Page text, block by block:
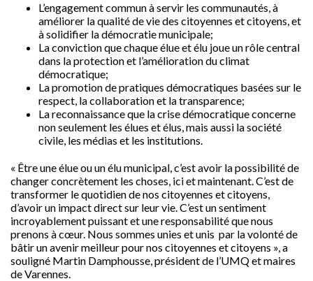
L’engagement commun à servir les communautés, à
améliorer la qualité de vie des citoyennes et citoyens, et
à solidifier la démocratie municipale;
La conviction que chaque élue et élu joue un rôle central
dans la protection et l’amélioration du climat
démocratique;
La promotion de pratiques démocratiques basées sur le
respect, la collaboration et la transparence;
La reconnaissance que la crise démocratique concerne
non seulement les élues et élus, mais aussi la société
civile, les médias et les institutions.
« Être une élue ou un élu municipal, c’est avoir la possibilité de
changer concrètement les choses, ici et maintenant. C’est de
transformer le quotidien de nos citoyennes et citoyens,
d’avoir un impact direct sur leur vie. C’est un sentiment
incroyablement puissant et une responsabilité que nous
prenons à cœur. Nous sommes unies et unis par la volonté de
bâtir un avenir meilleur pour nos citoyennes et citoyens », a
souligné Martin Damphousse, président de l’UMQ et maires
de Varennes.